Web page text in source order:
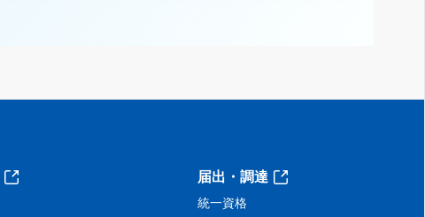
届出・調達
統一資格